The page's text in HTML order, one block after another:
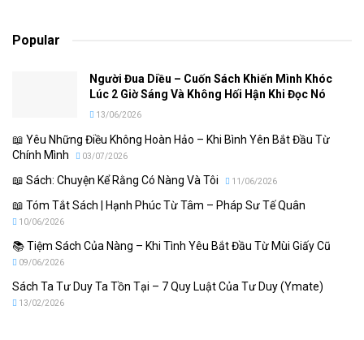
Popular
Người Đua Diều – Cuốn Sách Khiến Mình Khóc
Lúc 2 Giờ Sáng Và Không Hối Hận Khi Đọc Nó
13/06/2026
📖 Yêu Những Điều Không Hoàn Hảo – Khi Bình Yên Bắt Đầu Từ
Chính Mình
03/07/2026
📖 Sách: Chuyện Kể Rằng Có Nàng Và Tôi 11/06/2026
📖 Tóm Tắt Sách | Hạnh Phúc Từ Tâm – Pháp Sư Tế Quân
10/06/2026
📚 Tiệm Sách Của Nàng – Khi Tình Yêu Bắt Đầu Từ Mùi Giấy Cũ
09/06/2026
Sách Ta Tư Duy Ta Tồn Tại – 7 Quy Luật Của Tư Duy (Ymate)
13/02/2026